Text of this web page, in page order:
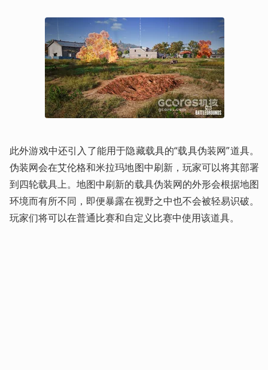
此外游戏中还引入了能用于隐藏载具的“载具伪装网”道具。
伪装网会在艾伦格和米拉玛地图中刷新，玩家可以将其部署
到四轮载具上。地图中刷新的载具伪装网的外形会根据地图
环境而有所不同，即便暴露在视野之中也不会被轻易识破。
玩家们将可以在普通比赛和自定义比赛中使用该道具。